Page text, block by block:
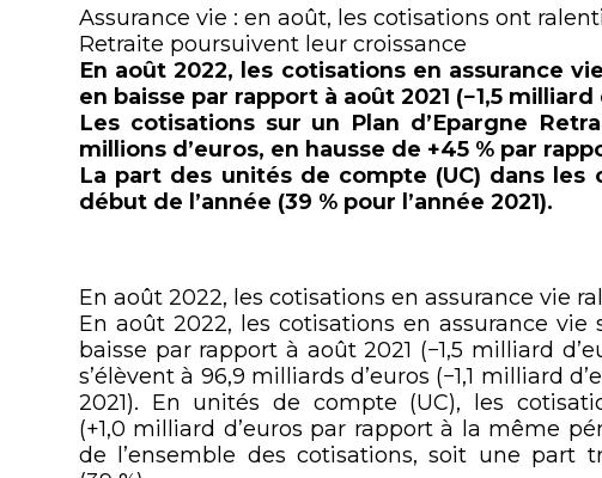
Assurance vie : en août, les cotisations ont
Retraite poursuivent leur croissance
En août 2022, les cotisations en assurance
en baisse par rapport à août 2021 (−1,5 milliard
Les cotisations sur un Plan d’Epargne
millions d’euros, en hausse de +45 % par
La part des unités de compte (UC) dans les
début de l’année (39 % pour l’année 2021).
En août 2022, les cotisations en assurance vie
En août 2022, les cotisations en assurance vie
baisse par rapport à août 2021 (−1,5 milliard
s’élèvent à 96,9 milliards d’euros (−1,1 milliard
2021). En unités de compte (UC), les
(+1,0 milliard d’euros par rapport à la même
de l’ensemble des cotisations, soit une part